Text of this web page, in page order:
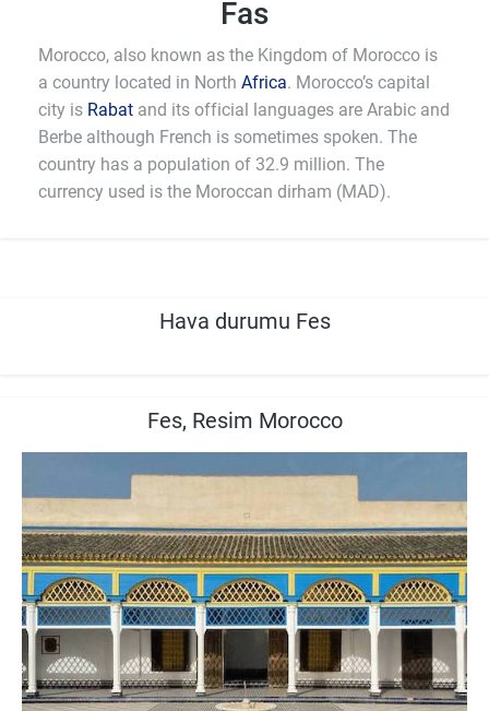
Fas
Morocco, also known as the Kingdom of Morocco is
a country located in North Africa. Morocco’s capital
city is Rabat and its official languages are Arabic and
Berbe although French is sometimes spoken. The
country has a population of 32.9 million. The
currency used is the Moroccan dirham (MAD).
Hava durumu Fes
Fes, Resim Morocco